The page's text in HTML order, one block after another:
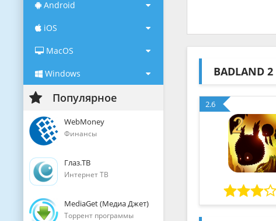
Android
iOS
MacOS
Windows
Популярное
WebMoney
Финансы
Глаз.ТВ
Интернет ТВ
MediaGet (Медиа Джет)
Торрент программы
BADLAND 2
2.6